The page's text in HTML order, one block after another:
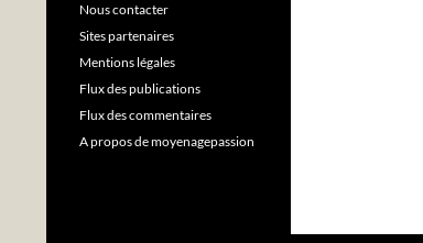
Nous contacter
Sites partenaires
Mentions légales
Flux des publications
Flux des commentaires
A propos de moyenagepassion